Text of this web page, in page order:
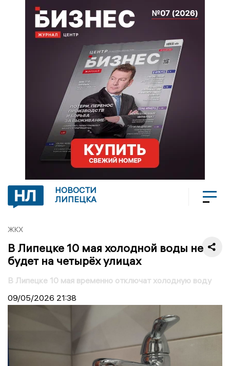
НОВОСТИ
ЛИПЕЦКА
ЖКХ
В Липецке 10 мая холодной воды не
будет на четырёх улицах
В Липецке 10 мая временно отключат холодную воду
09/05/2026 21:38